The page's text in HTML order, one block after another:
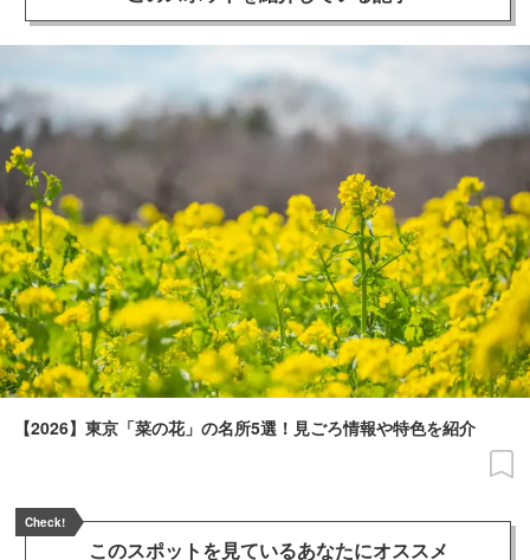
【2026】東京「菜の花」の名所5選！見ごろ情報や特色を紹介
Check!
このスポットを見ているあなたにオススメ